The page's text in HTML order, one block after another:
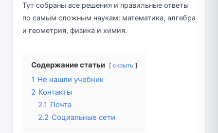
Тут собраны все решения и правильные ответы
по самым сложным наукам: математика, алгебра
и геометрия, физика и химия.
Содержание статьи скрыть
1 Не нашли учебник
2 Контакты
2.1 Почта
2.2 Социальные сети